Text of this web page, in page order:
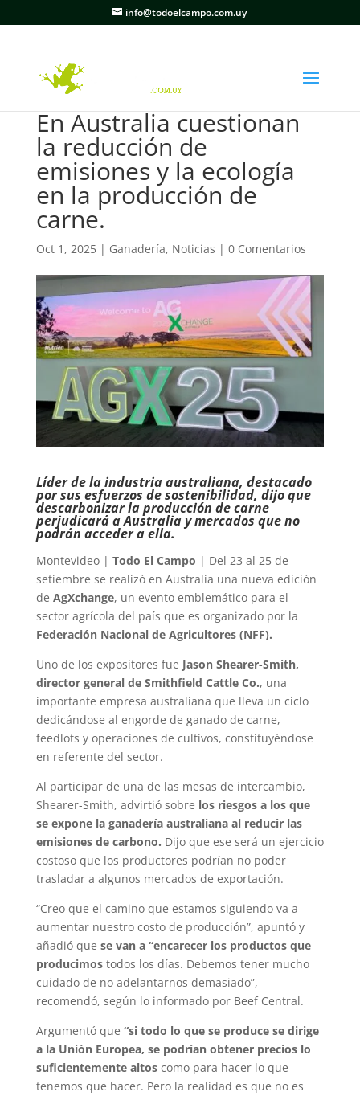
info@todoelcampo.com.uy
En Australia cuestionan
la reducción de
emisiones y la ecología
en la producción de
carne.
Oct 1, 2025| Ganadería, Noticias | 0 Comentarios
Líder de la industria australiana, destacado
por sus esfuerzos de sostenibilidad, dijo que
descarbonizar la producción de carne
perjudicará a Australia y mercados que no
podrán acceder a ella.
Montevideo | Todo El Campo | Del 23 al 25 de
setiembre se realizó en Australia una nueva edición
de AgXchange, un evento emblemático para el
sector agrícola del país que es organizado por la
Federación Nacional de Agricultores (NFF).
Uno de los expositores fue Jason Shearer-Smith,
director general de Smithfield Cattle Co., una
importante empresa australiana que lleva un ciclo
dedicándose al engorde de ganado de carne,
feedlots y operaciones de cultivos, constituyéndose
en referente del sector.
Al participar de una de las mesas de intercambio,
Shearer-Smith, advirtió sobre los riesgos a los que
se expone la ganadería australiana al reducir las
emisiones de carbono. Dijo que ese será un ejercicio
costoso que los productores podrían no poder
trasladar a algunos mercados de exportación.
“Creo que el camino que estamos siguiendo va a
aumentar nuestro costo de producción”, apuntó y
añadió que se van a “encarecer los productos que
producimostodos los días. Debemos tener mucho
cuidado de no adelantarnos demasiado”,
recomendó, según lo informado por Beef Central.
Argumentó que “si todo lo que se produce se dirige
a la Unión Europea, se podrían obtener precios lo
suficientemente altoscomo para hacer lo que
tenemos que hacer. Pero la realidad es que no es